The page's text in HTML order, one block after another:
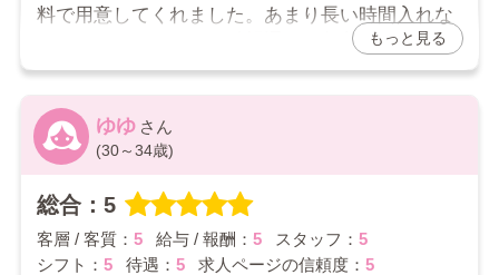
料で用意してくれました。あまり長い時間入れな
いのですが、それでも希望通りの収入になりまし
た。指名取るとアップするので頑張って指名を取
りたいです。
2026/03/29
口コミありがとうございます。
もっと見る
ゆゆ
(30～34歳)
総合：5
客層 / 客質： 5 給与 / 報酬： 5 スタッフ： 5
シフト： 5 待遇： 5 求人ページの信頼度： 5